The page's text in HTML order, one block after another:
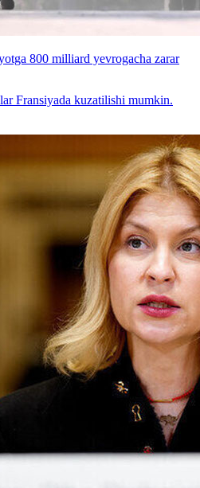
800 milliard yevrogacha zarar
Fransiyada kuzatilishi mumkin.